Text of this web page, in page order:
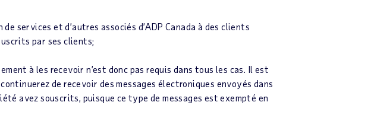
services et d’autres associés d’ADP Canada à des clients
par ses clients;
à les recevoir n’est donc pas requis dans tous les cas. Il est
de recevoir des messages électroniques envoyés dans
avez souscrits, puisque ce type de messages est exempté en